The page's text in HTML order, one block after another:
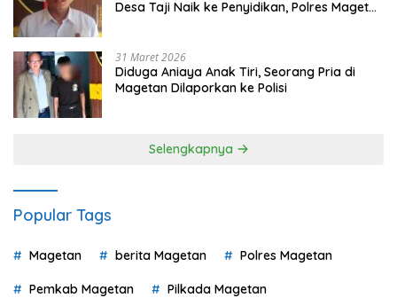
Desa Taji Naik ke Penyidikan, Polres Magetan
31 Maret 2026
Diduga Aniaya Anak Tiri, Seorang Pria di
Magetan Dilaporkan ke Polisi
Selengkapnya
Popular Tags
Magetan berita Magetan Polres Magetan
Pemkab Magetan Pilkada Magetan